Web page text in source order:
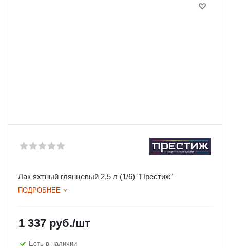
Лак яхтный глянцевый 2,5 л (1/6) "Престиж"
ПОДРОБНЕЕ
1 337 руб./шт
Есть в наличии